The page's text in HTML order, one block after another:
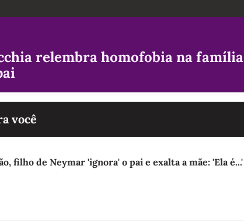
relembra homofobia na família
você
filho de Neymar 'ignora' o pai e exalta a mãe: 'Ela é...'